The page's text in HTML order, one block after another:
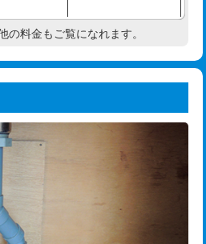
・HI）使
+8,800円
管・銅
まで)
鋼管・銅
超え)
め戻し作
11,000円~
まで） 55,000円
現地調査
え
33,000円
8,800円
清掃・修
11,000円
の料金もご覧になれます。